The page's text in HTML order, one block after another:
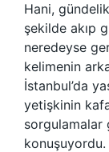
Hani,
şekilde akıp
neredeyse
kelimenin
İstanbul’da
yetişkinin
sorgulamalar